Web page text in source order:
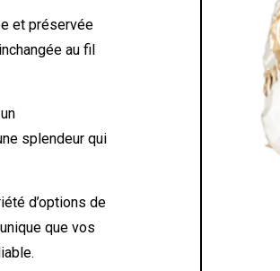
et préservée
au fil
splendeur qui
d’options de
que vos